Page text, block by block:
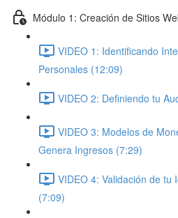
Módulo 1: Creación de Sitios
VIDEO 1: Identificando
Personales (12:09)
VIDEO 2: Definiendo tu
VIDEO 3: Modelos de
Genera Ingresos (7:29)
VIDEO 4: Validación de tu
(7:09)